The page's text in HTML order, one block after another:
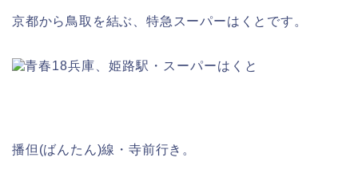
京都から鳥取を結ぶ、特急スーパーはくとです。
播但(ばんたん)線・寺前行き。